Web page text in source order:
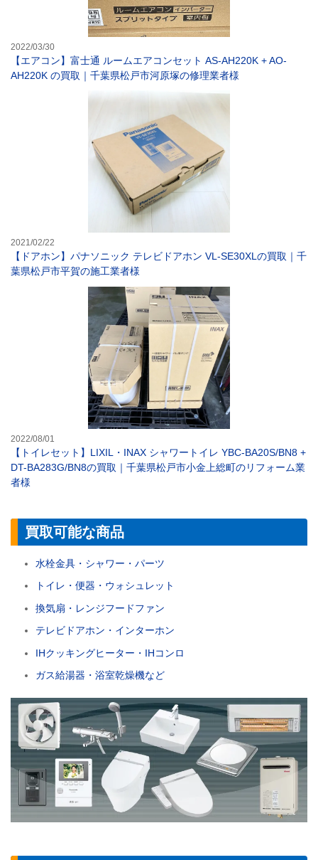
2022/03/30
【エアコン】富士通 ルームエアコンセット AS-AH220K + AO-
AH220K の買取｜千葉県松戸市河原塚の修理業者様
2021/02/22
【ドアホン】パナソニック テレビドアホン VL-SE30XLの買取｜千
葉県松戸市平賀の施工業者様
2022/08/01
【トイレセット】LIXIL・INAX シャワートイレ YBC-BA20S/BN8 +
DT-BA283G/BN8の買取｜千葉県松戸市小金上総町のリフォーム業
者様
買取可能な商品
水栓金具・シャワー・パーツ
トイレ・便器・ウォシュレット
換気扇・レンジフードファン
テレビドアホン・インターホン
IHクッキングヒーター・IHコンロ
ガス給湯器・浴室乾燥機など